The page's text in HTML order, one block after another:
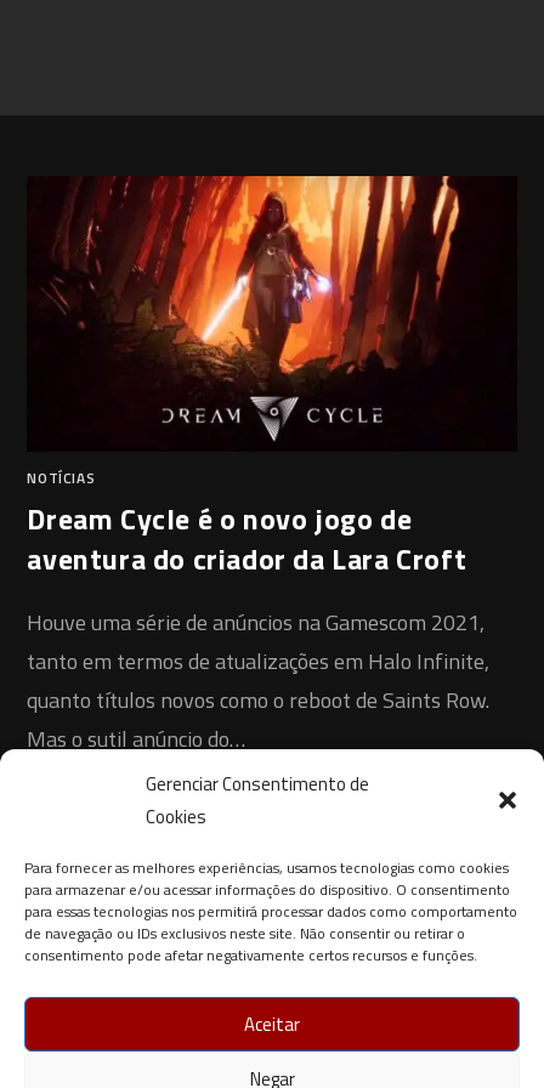
Gerenciar Consentimento de
Cookies
Para fornecer as melhores experiências, usamos tecnologias como cookies
para armazenar e/ou acessar informações do dispositivo. O consentimento
para essas tecnologias nos permitirá processar dados como comportamento
de navegação ou IDs exclusivos neste site. Não consentir ou retirar o
consentimento pode afetar negativamente certos recursos e funções.
Aceitar
Negar
NOTÍCIAS
Dream Cycle é o novo jogo de
aventura do criador da Lara Croft
‎Houve uma série de anúncios na Gamescom 2021,
tanto em termos de atualizações em Halo Infinite,
quanto títulos novos como o reboot de Saints Row.
Mas o sutil anúncio do…
30 DE AGOSTO DE 2021